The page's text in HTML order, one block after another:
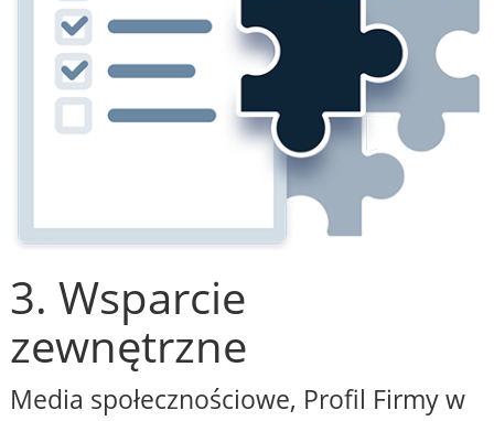
3. Wsparcie
zewnętrzne
Media społecznościowe, Profil Firmy w